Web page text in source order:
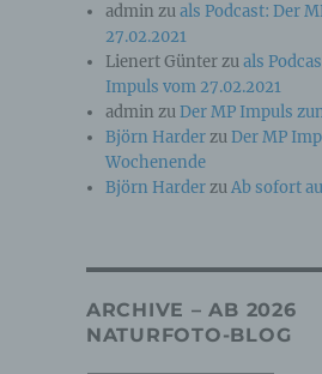
admin zuals Podcast: Der
27.02.2021
Lienert Günterzuals
Impuls vom 27.02.2021
admin zuDer MP Impuls
Björn HarderzuDer MP
Wochenende
Björn HarderzuAb sofort
ARCHIVE – AB 2026
NATURFOTO-BLOG